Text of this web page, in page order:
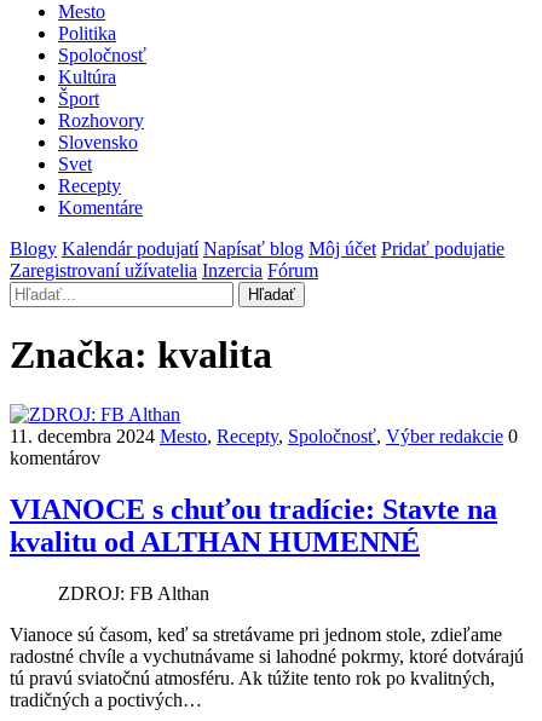
Mesto
Politika
Spoločnosť
Kultúra
Šport
Rozhovory
Slovensko
Svet
Recepty
Komentáre
Blogy Kalendár podujatí Napísať blog Môj účet Pridať podujatie
Zaregistrovaní užívatelia Inzercia Fórum
Hľadať
Značka: kvalita
11. decembra 2024 Mesto, Recepty, Spoločnosť, Výber redakcie 0
komentárov
VIANOCE s chuťou tradície: Stavte na
kvalitu od ALTHAN HUMENNÉ
ZDROJ: FB Althan
Vianoce sú časom, keď sa stretávame pri jednom stole, zdieľame
radostné chvíle a vychutnávame si lahodné pokrmy, ktoré dotvárajú
tú pravú sviatočnú atmosféru. Ak túžite tento rok po kvalitných,
tradičných a poctivých…